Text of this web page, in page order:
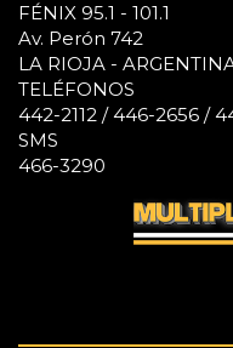
FÉNIX 95.1 - 101.1
Av. Perón 742
LA RIOJA -
TELÉFONOS
442-2112 / 446-2656 /
SMS
466-3290